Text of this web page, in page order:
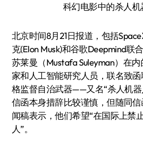
科幻电影中的杀人机
北京时间8月21日报道，包括
克(Elon Musk)和谷歌Deepmind联
苏莱曼（Mustafa Suleyman）在内
家和人工智能研究人员，联名致
格监督自治武器——又名“杀人机
信函本身措辞比较谨慎，但随同
闻稿表示，他们希望“在国际上禁
人”。